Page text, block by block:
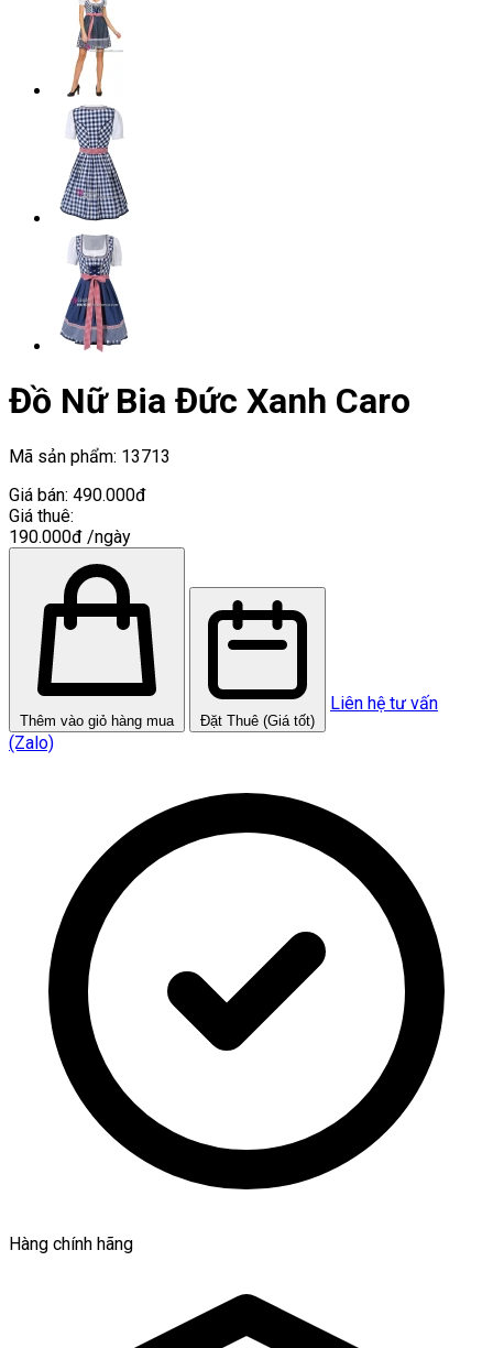
Đồ Nữ Bia Đức Xanh Caro
Mã sản phẩm: 13713
Giá bán: 490.000đ
Giá thuê:
190.000đ /ngày
Thêm vào giỏ hàng mua Đặt Thuê (Giá tốt)
Liên hệ tư vấn
(Zalo)
Hàng chính hãng